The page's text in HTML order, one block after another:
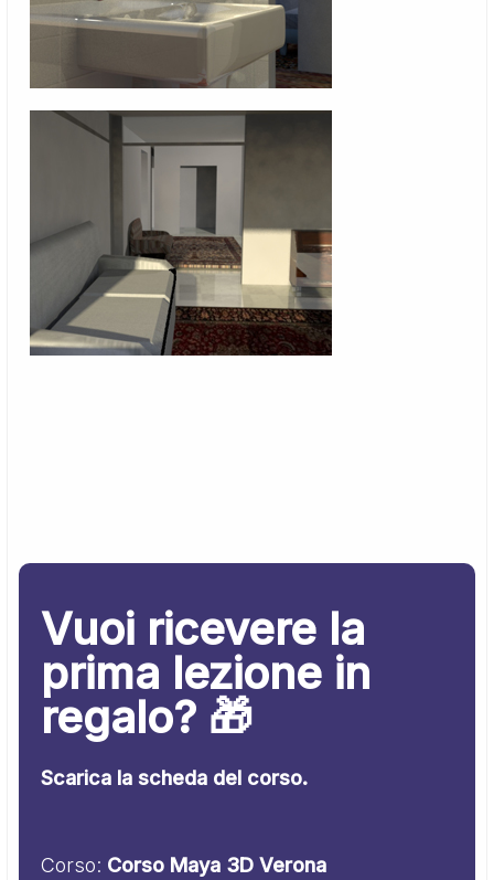
Vuoi ricevere la
prima lezione in
regalo? 🎁
Scarica la scheda del corso.
Corso: Corso Maya 3D Verona